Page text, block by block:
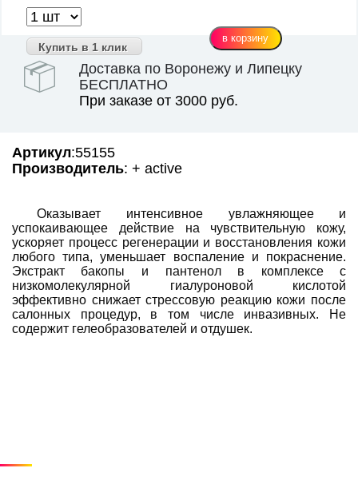
Купить в 1 клик
Доставка по Воронежу и Липецку
БЕСПЛАТНО
При заказе от 3000 руб.
Артикул:55155
Производитель: + active
Оказывает интенсивное увлажняющее и
успокаивающее действие на чувствительную кожу,
ускоряет процесс регенерации и восстановления кожи
любого типа, уменьшает воспаление и покраснение.
Экстракт бакопы и пантенол в комплексе с
низкомолекулярной гиалуроновой кислотой
эффективно снижает стрессовую реакцию кожи после
салонных процедур, в том числе инвазивных. Не
содержит гелеобразователей и отдушек.